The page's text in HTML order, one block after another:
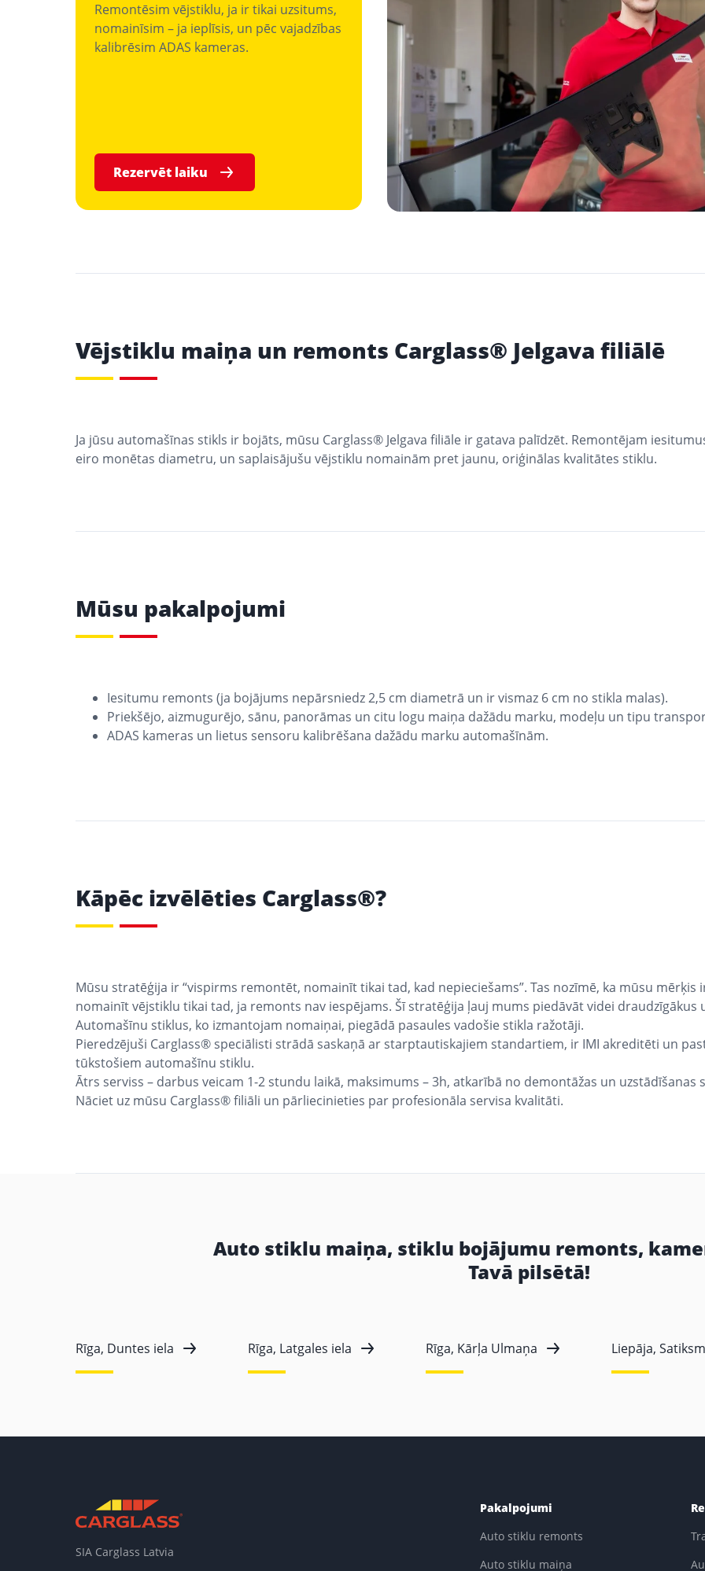
Remontēsim vējstiklu, ja ir tikai uzsitums,
nomainīsim – ja ieplīsis, un pēc vajadzības
kalibrēsim ADAS kameras.
Rezervēt laiku
Vējstiklu maiņa un remonts Carglass® Jelgava filiālē
Ja jūsu automašīnas stikls ir bojāts, mūsu Carglass® Jelgava filiāle ir gatava palīdzēt. Remontējam
eiro monētas diametru, un saplaisājušu vējstiklu nomainām pret jaunu, oriģinālas kvalitātes stiklu.
Mūsu pakalpojumi
Iesitumu remonts (ja bojājums nepārsniedz 2,5 cm diametrā un ir vismaz 6 cm no stikla malas).
Priekšējo, aizmugurējo, sānu, panorāmas un citu logu maiņa dažādu marku, modeļu un tipu
ADAS kameras un lietus sensoru kalibrēšana dažādu marku automašīnām.
Kāpēc izvēlēties Carglass®?
Mūsu stratēģija ir “vispirms remontēt, nomainīt tikai tad, kad nepieciešams”. Tas nozīmē, ka mūsu
nomainīt vējstiklu tikai tad, ja remonts nav iespējams. Šī stratēģija ļauj mums piedāvāt videi
Automašīnu stiklus, ko izmantojam nomaiņai, piegādā pasaules vadošie stikla ražotāji.
Pieredzējuši Carglass® speciālisti strādā saskaņā ar starptautiskajiem standartiem, ir IMI akreditēti un
tūkstošiem automašīnu stiklu.
Ātrs serviss – darbus veicam 1-2 stundu laikā, maksimums – 3h, atkarībā no demontāžas un uzstādīšanas
Nāciet uz mūsu Carglass® filiāli un pārliecinieties par profesionāla servisa kvalitāti.
Auto stiklu maiņa, stiklu bojājumu remonts,
Tavā pilsētā!
Rīga, Duntes iela Rīga, Latgales iela Rīga, Kārļa Ulmaņa Liepāja,
SIA Carglass Latvia
Pakalpojumi
Auto stiklu remonts
Auto stiklu maiņa